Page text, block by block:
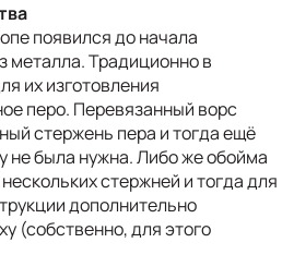
появился до начала
металла. Традиционно в
их изготовления
перо. Перевязанный ворс
стержень пера и тогда ещё
не была нужна. Либо же обойма
стержней и тогда для
дополнительно
(собственно, для этого